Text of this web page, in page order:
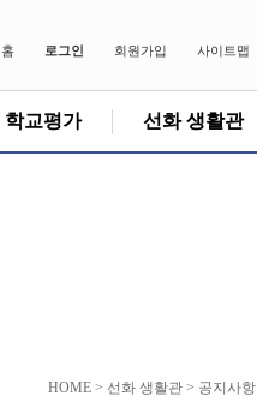
홈 로그인 회원가입 사이트맵
학교평가 선화 생활관
HOME > 선화 생활관 > 공지사항